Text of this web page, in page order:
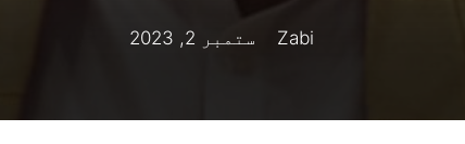
Zabi ستمبر 2, 2023